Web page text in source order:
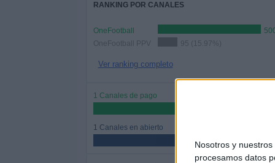
Nosotros y nuestros
procesamos datos
RANKING POR CANALES
OneFootball
OneFootball PPV
95 (15.97%)
Ver ranking completo
1 Canales de pago
1 Canales en abierto
50%